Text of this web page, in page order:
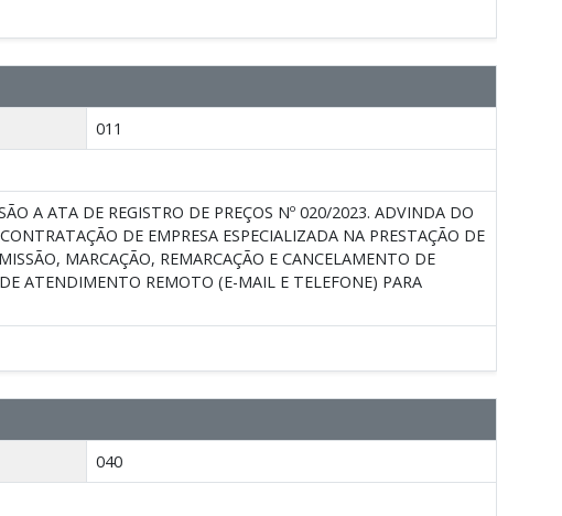
011
A ATA DE REGISTRO DE PREÇOS Nº 020/2023. ADVINDA DO
DE EMPRESA ESPECIALIZADA NA PRESTAÇÃO DE
MARCAÇÃO, REMARCAÇÃO E CANCELAMENTO DE
ATENDIMENTO REMOTO (E-MAIL E TELEFONE) PARA
040